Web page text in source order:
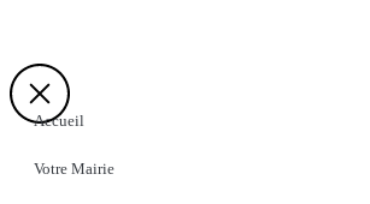
Accueil
Votre Mairie